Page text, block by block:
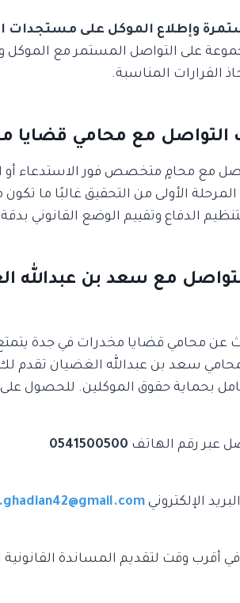
وإطلاع الموكل على مستجدات
على التواصل المستمر مع الموكل
القرارات المناسبة.
التواصل مع محامي قضايا
مع محامٍ متخصص فور الاستدعاء أو
المرحلة الأولى من التحقيق غالبًا ما
الدفاع وتقييم الوضع القانوني
مع سعد بن عبدالله
عن محامي قضايا مخدرات في جدة يتمتع
سعد بن عبدالله الغضيان تقدم لك
بحماية حقوق الموكلين. للحصول
عبر رقم الهاتف 0541500500
الإلكتروني
أقرب وقت لتقديم المساندة القانونية